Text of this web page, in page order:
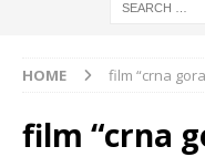
HOME film “crna
film “crna